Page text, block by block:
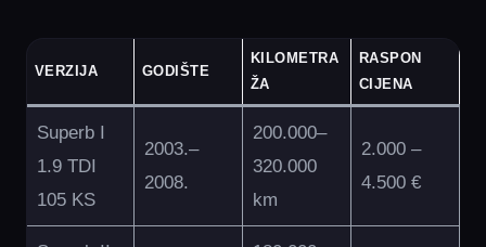
VERZIJA GODIŠTE
KILOMETRA
ŽA
RASPON
CIJENA
Superb I
1.9 TDI
105 KS
2003.–
2008.
200.000–
320.000
km
2.000 –
4.500 €